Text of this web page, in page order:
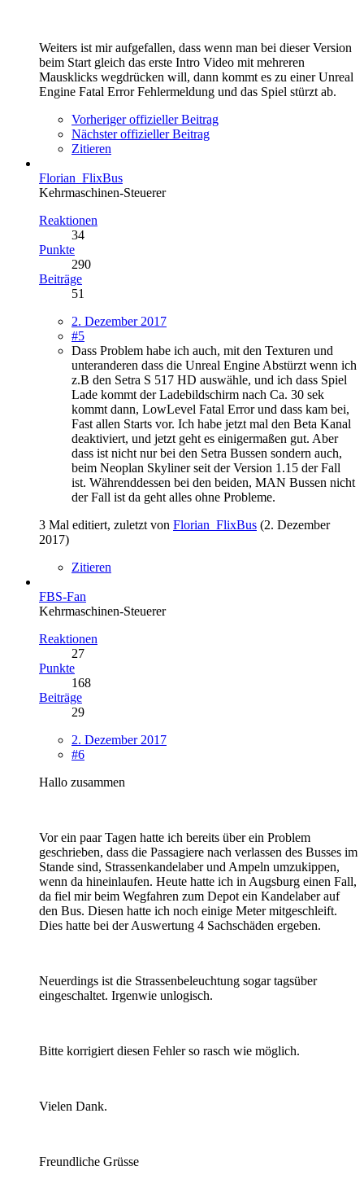
Weiters ist mir aufgefallen, dass wenn man bei dieser Version
beim Start gleich das erste Intro Video mit mehreren
Mausklicks wegdrücken will, dann kommt es zu einer Unreal
Engine Fatal Error Fehlermeldung und das Spiel stürzt ab.
Vorheriger offizieller Beitrag
Nächster offizieller Beitrag
Zitieren
Florian_FlixBus
Kehrmaschinen-Steuerer
Reaktionen
34
Punkte
290
Beiträge
51
2. Dezember 2017
#5
Dass Problem habe ich auch, mit den Texturen und
unteranderen dass die Unreal Engine Abstürzt wenn ich
z.B den Setra S 517 HD auswähle, und ich dass Spiel
Lade kommt der Ladebildschirm nach Ca. 30 sek
kommt dann, LowLevel Fatal Error und dass kam bei,
Fast allen Starts vor. Ich habe jetzt mal den Beta Kanal
deaktiviert, und jetzt geht es einigermaßen gut. Aber
dass ist nicht nur bei den Setra Bussen sondern auch,
beim Neoplan Skyliner seit der Version 1.15 der Fall
ist. Währenddessen bei den beiden, MAN Bussen nicht
der Fall ist da geht alles ohne Probleme.
3 Mal editiert, zuletzt von Florian_FlixBus (2. Dezember
2017)
Zitieren
FBS-Fan
Kehrmaschinen-Steuerer
Reaktionen
27
Punkte
168
Beiträge
29
2. Dezember 2017
#6
Hallo zusammen
Vor ein paar Tagen hatte ich bereits über ein Problem
geschrieben, dass die Passagiere nach verlassen des Busses im
Stande sind, Strassenkandelaber und Ampeln umzukippen,
wenn da hineinlaufen. Heute hatte ich in Augsburg einen Fall,
da fiel mir beim Wegfahren zum Depot ein Kandelaber auf
den Bus. Diesen hatte ich noch einige Meter mitgeschleift.
Dies hatte bei der Auswertung 4 Sachschäden ergeben.
Neuerdings ist die Strassenbeleuchtung sogar tagsüber
eingeschaltet. Irgenwie unlogisch.
Bitte korrigiert diesen Fehler so rasch wie möglich.
Vielen Dank.
Freundliche Grüsse